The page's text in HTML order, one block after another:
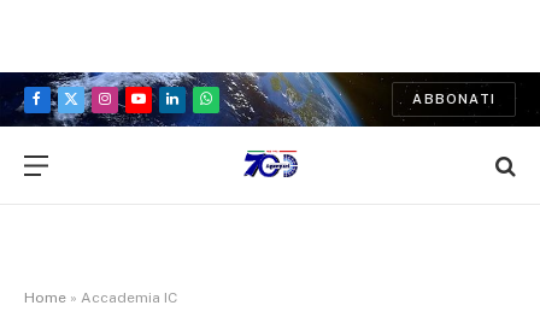
Facebook
X
Instagram
YouTubeLinkedInWhatsApp
ABBONATI
Home » Accademia IC